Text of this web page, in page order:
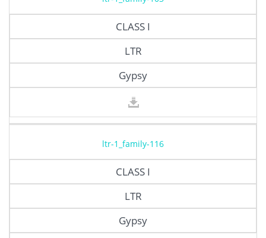
CLASS I
LTR
Gypsy
ltr-1_family-116
CLASS I
LTR
Gypsy